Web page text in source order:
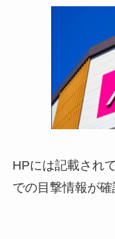
HPには記載され
での目撃情報が確